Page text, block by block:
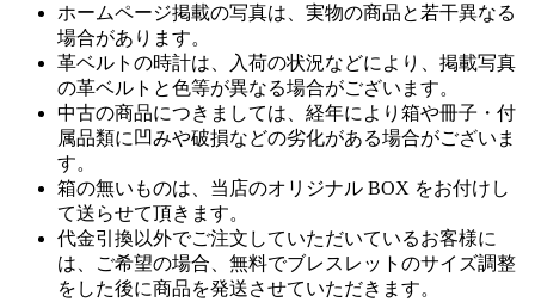
ホームページ掲載の写真は、実物の商品と若干異なる
場合があります。
革ベルトの時計は、入荷の状況などにより、掲載写真
の革ベルトと色等が異なる場合がございます。
中古の商品につきましては、経年により箱や冊子・付
属品類に凹みや破損などの劣化がある場合がございま
す。
箱の無いものは、当店のオリジナル BOX をお付けし
て送らせて頂きます。
代金引換以外でご注文していただいているお客様に
は、ご希望の場合、無料でブレスレットのサイズ調整
をした後に商品を発送させていただきます。